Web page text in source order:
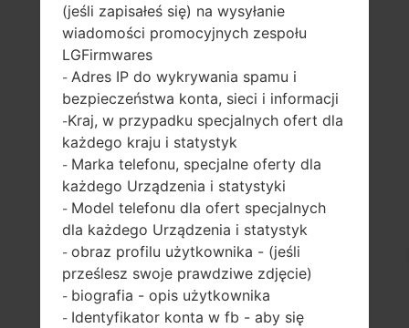
5.2 in
960 x 1280 pikseli
(~308 gęstość
pikseli na cal)
161 gramów (5.68
uncji)
wymienny Li-Ion
2610 mAh
2.26 GHz Krait
400, Qualcomm
Snapdragon 800
2GB
(jeśli zapisałeś się) na wysyłanie
wiadomości promocyjnych zespołu
LGFirmwares
- Adres IP do wykrywania spamu i
bezpieczeństwa konta, sieci i informacji
-Kraj, w przypadku specjalnych ofert dla
każdego kraju i statystyk
- Marka telefonu, specjalne oferty dla
każdego Urządzenia i statystyki
- Model telefonu dla ofert specjalnych
dla każdego Urządzenia i statystyk
- obraz profilu użytkownika - (jeśli
prześlesz swoje prawdziwe zdjęcie)
- biografia - opis użytkownika
- Identyfikator konta w fb - aby się